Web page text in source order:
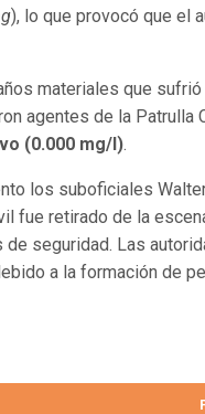
), lo que provocó que el
materiales que
agentes de la
(0.000 mg/l).
los suboficiales
fue retirado de la
seguridad. Las
a la formación de